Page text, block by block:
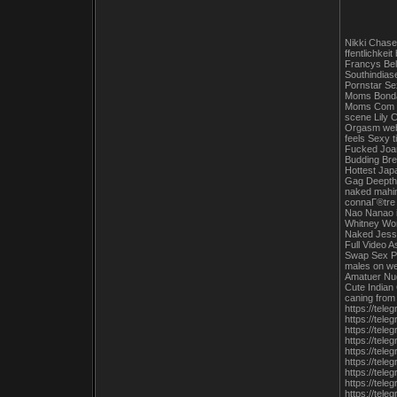
Nikki
ffentlichkeit
Francys
Pornstar
Moms
Moms
scene Lily
Orgasm
feels Sexy
Fucked
Budding
Hottest
Gag
naked
connaГ®tre
Nao Nanao
Whitney
Naked
Full Video
Swap Sex
males on
Amatuer
Cute Indian
caning
https://
https://
https://
https://
https://
https://
https://
https://
https://